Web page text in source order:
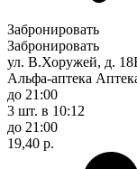
Забронировать
Забронировать
ул. В.Хоружей, д.
Альфа-аптека
до 21:00
3 шт. в 10:12
до 21:00
19,40 р.